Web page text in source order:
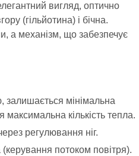
вигляд, оптично
(гільйотина) і бічна.
а механізм, що забезпечує
залишається мінімальна
максимальна кількість тепла.
регулювання ніг.
потоком повітря).